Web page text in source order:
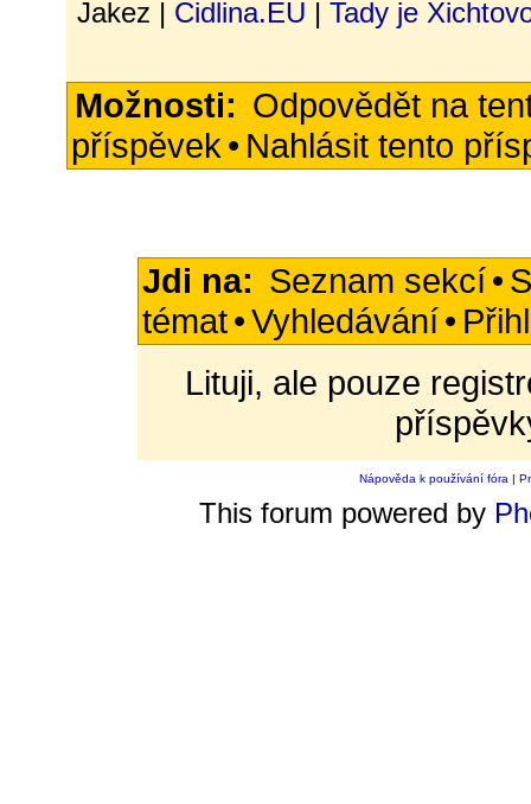
Jakez | Cidlina.EU |Tady je
Možnosti: Odpovědět na
příspěvek • Nahlásit tento
Jdi na: Seznam sekcí•
témat•Vyhledávání•
Lituji, ale pouze
Nápověda k používání fóra |
This forum powered by